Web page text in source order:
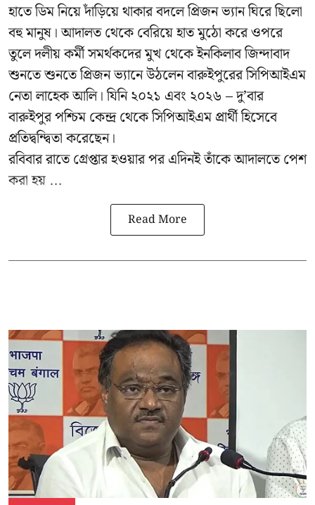
হাতে ডিম নিয়ে দাঁড়িয়ে থাকার বদলে প্রিজন ভ্যান ঘিরে ছিলো
বহু মানুষ। আদালত থেকে বেরিয়ে হাত মুঠো করে ওপরে
তুলে দলীয় কর্মী সমর্থকদের মুখ থেকে ইনকিলাব জিন্দাবাদ
শুনতে শুনতে প্রিজন ভ্যানে উঠলেন বারুইপুরের সিপিআইএম
নেতা লাহেক আলি। যিনি ২০২১ এবং ২০২৬ – দু’বার
বারুইপুর পশ্চিম কেন্দ্র থেকে সিপিআইএম প্রার্থী হিসেবে
প্রতিদ্বন্দ্বিতা করেছেন।
রবিবার রাতে গ্রেপ্তার হওয়ার পর এদিনই তাঁকে আদালতে পেশ
করা হয় ...
Read More